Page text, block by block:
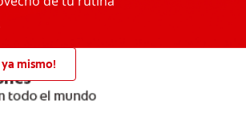
ya mismo!